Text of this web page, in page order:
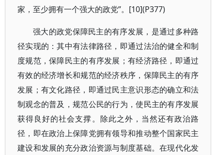
家，至少拥有一个强大的政党”。[10](P377)
强大的政党保障民主的有序发展，是通过多种路
径实现的：其中有法律路径，即通过法治的健全和制
度规范，保障民主的有序发展；有经济路径，即通过
有效的经济增长和规范的经济秩序，保障民主的有序
发展；有文化路径，即通过民主意识形态的确立和法
制观念的普及，规范公民的行为，使民主的有序发展
获得良好的社会支撑。除此之外，当然还有政治路
径，即在政治上保障党拥有领导和推动整个国家民主
建设和发展的充分政治资源与制度基础。在现代化发